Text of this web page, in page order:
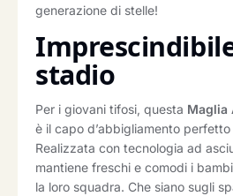
generazione di stelle!
stadio
Per i giovani tifosi, questa Maglia
è il capo d’abbigliamento
Realizzata con tecnologia ad
mantiene freschi e comodi i
la loro squadra. Che siano sugli